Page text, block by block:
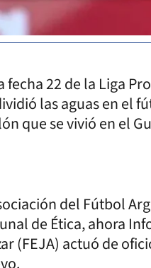
22 de la Liga
las aguas en el
que se vivió en el
del Fútbol
de Ética, ahora
(FEJA) actuó de